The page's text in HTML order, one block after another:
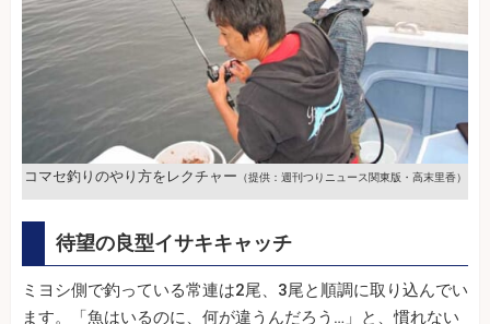
コマセ釣りのやり方をレクチャー （提供：週刊つりニュース関東版・高末里香）
待望の良型イサキキャッチ
ミヨシ側で釣っている常連は2尾、3尾と順調に取り込んでい
ます。「魚はいるのに、何が違うんだろう…」と、慣れない